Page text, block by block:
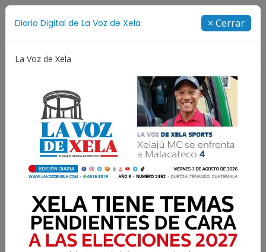
Diario Digital de La Voz de Xela × Cerrar
La Voz de Xela
La vida humana es como
las rosas